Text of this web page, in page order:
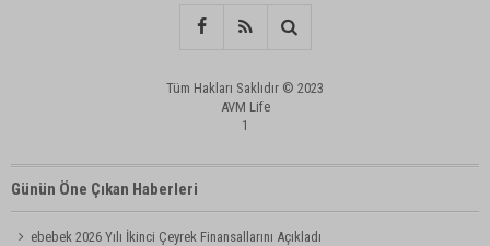
Tüm Hakları Saklıdır © 2023
AVM Life
1
Günün Öne Çıkan Haberleri
ebebek 2026 Yılı İkinci Çeyrek Finansallarını Açıkladı